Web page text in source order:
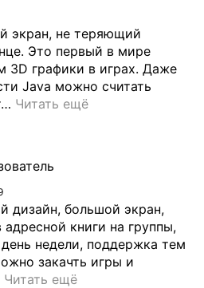
экран, не теряющий
Это первый в мире
3D графики в играх. Даже
Java можно считать
… Читать ещё
дизайн, большой экран,
адресной книги на группы,
недели, поддержка тем
закачть игры и
Читать ещё